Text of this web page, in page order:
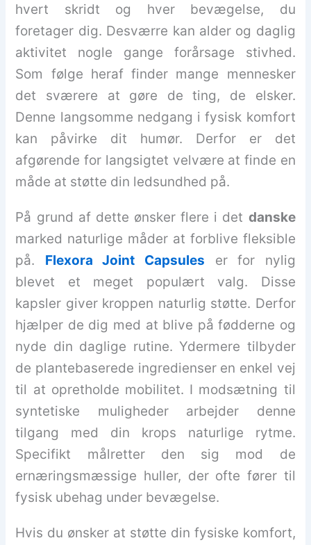
hvert skridt og hver bevægelse, du
foretager dig. Desværre kan alder og daglig
aktivitet nogle gange forårsage stivhed.
Som følge heraf finder mange mennesker
det sværere at gøre de ting, de elsker.
Denne langsomme nedgang i fysisk komfort
kan påvirke dit humør. Derfor er det
afgørende for langsigtet velvære at finde en
måde at støtte din ledsundhed på.
På grund af dette ønsker flere i det danske
marked naturlige måder at forblive fleksible
på. Flexora Joint Capsules er for nylig
blevet et meget populært valg. Disse
kapsler giver kroppen naturlig støtte. Derfor
hjælper de dig med at blive på fødderne og
nyde din daglige rutine. Ydermere tilbyder
de plantebaserede ingredienser en enkel vej
til at opretholde mobilitet. I modsætning til
syntetiske muligheder arbejder denne
tilgang med din krops naturlige rytme.
Specifikt målretter den sig mod de
ernæringsmæssige huller, der ofte fører til
fysisk ubehag under bevægelse.
Hvis du ønsker at støtte din fysiske komfort,